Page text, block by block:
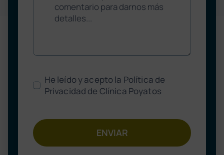
He leído y acepto la Política de
Privacidad de Clínica Poyatos
ENVIAR